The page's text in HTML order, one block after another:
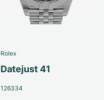
Rolex
Datejust 41
126334